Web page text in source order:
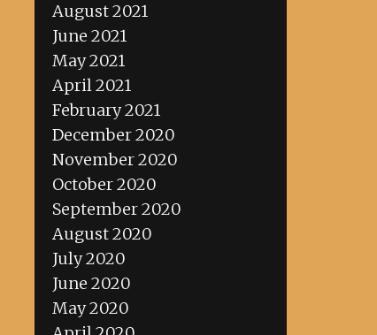
August 2021
June 2021
May 2021
April 2021
February 2021
December 2020
November 2020
October 2020
September 2020
August 2020
July 2020
June 2020
May 2020